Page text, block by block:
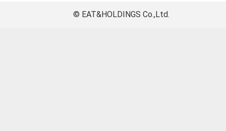
© EAT&HOLDINGS Co.,Ltd.